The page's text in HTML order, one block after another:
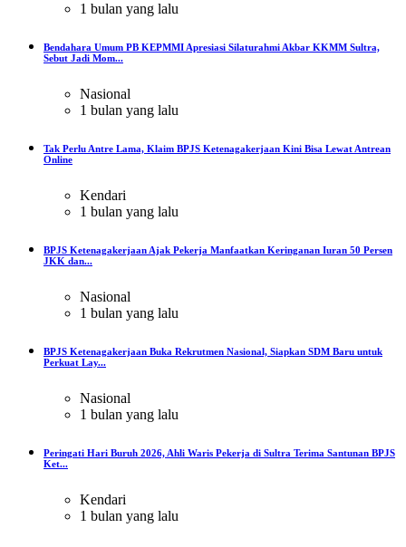
1 bulan yang lalu
Bendahara Umum PB KEPMMI Apresiasi Silaturahmi Akbar KKMM Sultra,
Sebut Jadi Mom...
Nasional
1 bulan yang lalu
Tak Perlu Antre Lama, Klaim BPJS Ketenagakerjaan Kini Bisa Lewat Antrean
Online
Kendari
1 bulan yang lalu
BPJS Ketenagakerjaan Ajak Pekerja Manfaatkan Keringanan Iuran 50 Persen
JKK dan...
Nasional
1 bulan yang lalu
BPJS Ketenagakerjaan Buka Rekrutmen Nasional, Siapkan SDM Baru untuk
Perkuat Lay...
Nasional
1 bulan yang lalu
Peringati Hari Buruh 2026, Ahli Waris Pekerja di Sultra Terima Santunan BPJS
Ket...
Kendari
1 bulan yang lalu